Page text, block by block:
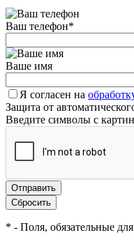
Ваш телефон*
Ваше имя
Я согласен на
Защита от
Введите символы с
* - Поля, обязательные